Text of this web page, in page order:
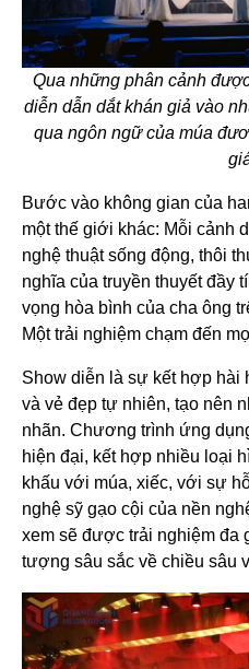
Qua những phân cảnh
diễn dẫn dắt khán giả vào
qua ngôn ngữ của múa
Bước vào không gian của
một thế giới khác: Mỗi cảnh
nghệ thuật sống động, thôi
nghĩa của truyền thuyết đầy
vọng hòa bình của cha ông
Một trải nghiệm chạm đến
Show diễn là sự kết hợp hài
và vẻ đẹp tự nhiên, tạo nên
nhãn. Chương trình ứng
hiện đại, kết hợp nhiều loại
khấu với múa, xiếc, với sự
nghệ sỹ gạo cội của nền
xem sẽ được trải nghiệm đa
tượng sâu sắc về chiều sâu